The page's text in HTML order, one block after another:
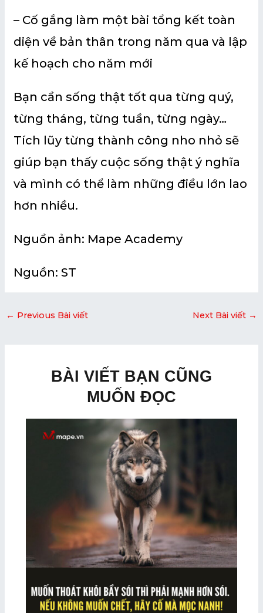
– Cố gắng làm một bài tổng kết toàn
diện về bản thân trong năm qua và lập
kế hoạch cho năm mới
Bạn cần sống thật tốt qua từng quý,
từng tháng, từng tuần, từng ngày…
Tích lũy từng thành công nho nhỏ sẽ
giúp bạn thấy cuộc sống thật ý nghĩa
và mình có thể làm những điều lớn lao
hơn nhiều.
Nguồn ảnh: Mape Academy
Nguồn: ST
← Previous Bài viết Next Bài viết →
BÀI VIẾT BẠN CŨNG
MUỐN ĐỌC